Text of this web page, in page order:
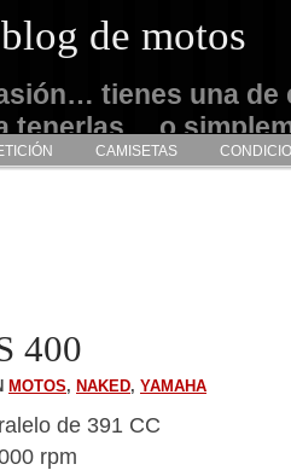
de motos
tienes una de
tenerlas… o
tu sitioCAMISETAS
400
MOTOS, NAKED, YAMAHA
de 391 CC
rpm